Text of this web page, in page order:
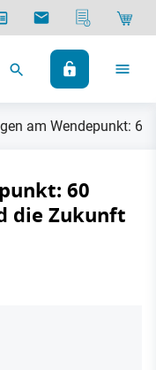
am Wendepunkt:
60
die Zukunft